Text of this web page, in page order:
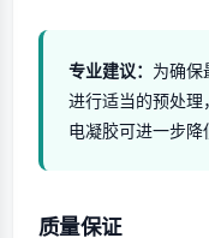
专业建议： 为确保
进行适当的预处
电凝胶可进一步降
质量保证